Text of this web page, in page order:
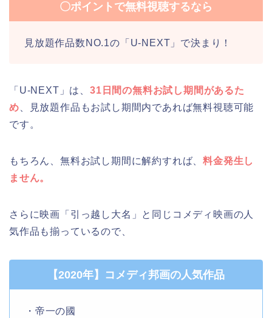
〇ポイントで無料視聴するなら
見放題作品数NO.1の「U-NEXT」で決まり！
「U-NEXT」は、 31日間の無料お試し期間があるた
め、見放題作品もお試し期間内であれば無料視聴可能
です。
もちろん、無料お試し期間に解約すれば、料金発生し
ません。
さらに映画「引っ越し大名」と同じコメディ映画の人
気作品も揃っているので、
【2020年】コメディ邦画の人気作品
・帝一の國